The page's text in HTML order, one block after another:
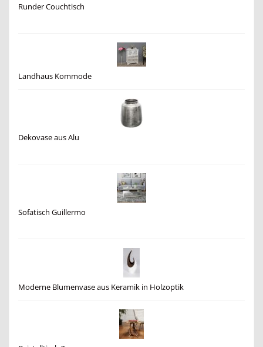
Runder Couchtisch
Landhaus Kommode
Dekovase aus Alu
Sofatisch Guillermo
Moderne Blumenvase aus Keramik in Holzoptik